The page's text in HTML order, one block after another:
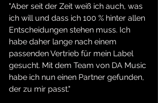
"Aber seit der Zeit weiß ich auch, was
ich will und dass ich 100 % hinter allen
Entscheidungen stehen muss. Ich
habe daher lange nach einem
passenden Vertrieb für mein Label
gesucht. Mit dem Team von DA Music
habe ich nun einen Partner gefunden,
der zu mir passt."